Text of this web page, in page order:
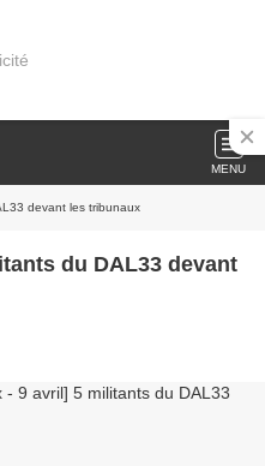
MENU
devant les tribunaux
du DAL33 devant